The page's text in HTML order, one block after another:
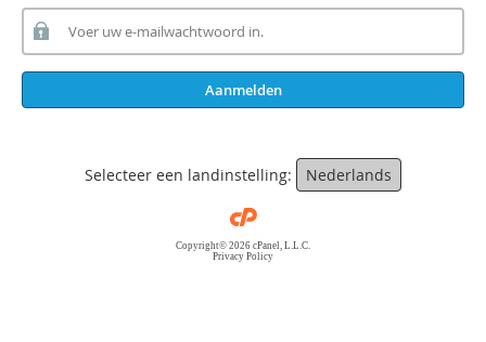
Aanmelden
Selecteer een landinstelling: Nederlands
Copyright© 2026 cPanel, L.L.C.
Privacy Policy